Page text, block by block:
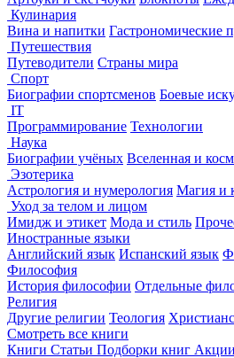
Кулинария
Вина и напитки Гастрономические
Путешествия
Путеводители Страны мира
Спорт
Биографии спортсменов Боевые
IT
Программирование Технологии
Наука
Биографии учёных Вселенная и
Эзотерика
Астрология и нумерология Магия и
Уход за телом и лицом
Имидж и этикет Мода и стиль
Иностранные языки
Английский язык Испанский язык
Философия
История философии Отдельные
Религия
Другие религии Теология
Смотреть все книги
Книги Статьи Подборки книг Акции